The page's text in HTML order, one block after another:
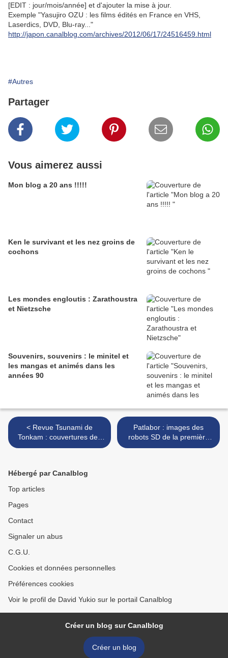
[EDIT : jour/mois/année] et d'ajouter la mise à jour.
Exemple "Yasujiro OZU : les films édités en France en VHS,
Laserdics, DVD, Blu-ray..."
http://japon.canalblog.com/archives/2012/06/17/24516459.html
#Autres
Partager
Vous aimerez aussi
Mon blog a 20 ans !!!!!
Ken le survivant et les nez groins de
cochons
Les mondes engloutis : Zarathoustra
et Nietzsche
Souvenirs, souvenirs : le minitel et
les mangas et animés dans les
années 90
< Revue Tsunami de
Tonkam : couvertures des
24 numéros de 1992 à
Patlabor : images des
robots SD de la première
série télé (1989-1990) >
Hébergé par Canalblog
Top articles
Pages
Contact
Signaler un abus
C.G.U.
Cookies et données personnelles
Préférences cookies
Voir le profil de David Yukio sur le portail Canalblog
Créer un blog sur Canalblog
Créer un blog